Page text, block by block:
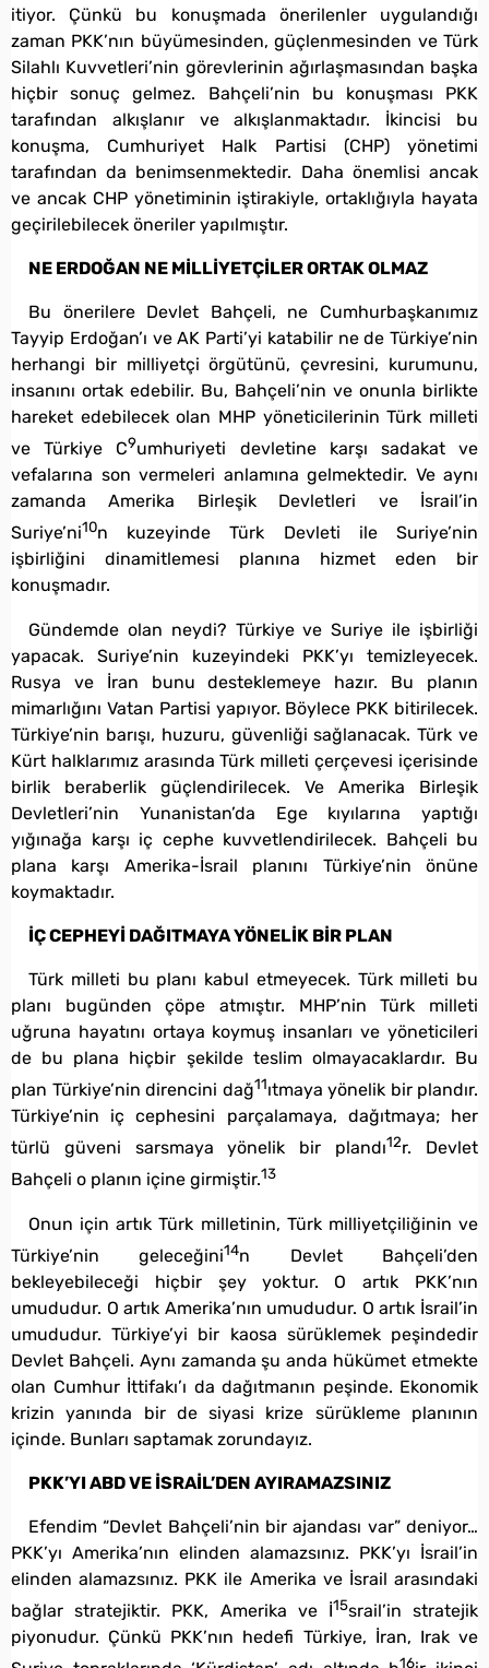
itiyor. Çünkü bu konuşmada önerilenler uygulandığı
zaman PKK’nın büyümesinden, güçlenmesinden ve Türk
Silahlı Kuvvetleri’nin görevlerinin ağırlaşmasından başka
hiçbir sonuç gelmez. Bahçeli’nin bu konuşması PKK
tarafından alkışlanır ve alkışlanmaktadır. İkincisi bu
konuşma, Cumhuriyet Halk Partisi (CHP) yönetimi
tarafından da benimsenmektedir. Daha önemlisi ancak
ve ancak CHP yönetiminin iştirakiyle, ortaklığıyla hayata
geçirilebilecek öneriler yapılmıştır.
NE ERDOĞAN NE MİLLİYETÇİLER ORTAK OLMAZ
Bu önerilere Devlet Bahçeli, ne Cumhurbaşkanımız
Tayyip Erdoğan’ı ve AK Parti’yi katabilir ne de Türkiye’nin
herhangi bir milliyetçi örgütünü, çevresini, kurumunu,
insanını ortak edebilir. Bu, Bahçeli’nin ve onunla birlikte
hareket edebilecek olan MHP yöneticilerinin Türk milleti
ve Türkiye C9umhuriyeti devletine karşı sadakat ve
vefalarına son vermeleri anlamına gelmektedir. Ve aynı
zamanda Amerika Birleşik Devletleri ve İsrail’in
Suriye’ni10n kuzeyinde Türk Devleti ile Suriye’nin
işbirliğini dinamitlemesi planına hizmet eden bir
konuşmadır.
Gündemde olan neydi? Türkiye ve Suriye ile işbirliği
yapacak. Suriye’nin kuzeyindeki PKK’yı temizleyecek.
Rusya ve İran bunu desteklemeye hazır. Bu planın
mimarlığını Vatan Partisi yapıyor. Böylece PKK bitirilecek.
Türkiye’nin barışı, huzuru, güvenliği sağlanacak. Türk ve
Kürt halklarımız arasında Türk milleti çerçevesi içerisinde
birlik beraberlik güçlendirilecek. Ve Amerika Birleşik
Devletleri’nin Yunanistan’da Ege kıyılarına yaptığı
yığınağa karşı iç cephe kuvvetlendirilecek. Bahçeli bu
plana karşı Amerika-İsrail planını Türkiye’nin önüne
koymaktadır.
İÇ CEPHEYİ DAĞITMAYA YÖNELİK BİR PLAN
Türk milleti bu planı kabul etmeyecek. Türk milleti bu
planı bugünden çöpe atmıştır. MHP’nin Türk milleti
uğruna hayatını ortaya koymuş insanları ve yöneticileri
de bu plana hiçbir şekilde teslim olmayacaklardır. Bu
plan Türkiye’nin direncini dağ11ıtmaya yönelik bir plandır.
Türkiye’nin iç cephesini parçalamaya, dağıtmaya; her
türlü güveni sarsmaya yönelik bir plandı12r. Devlet
Bahçeli o planın içine girmiştir.13
Onun için artık Türk milletinin, Türk milliyetçiliğinin ve
Türkiye’nin geleceğini14n Devlet Bahçeli’den
bekleyebileceği hiçbir şey yoktur. O artık PKK’nın
umududur. O artık Amerika’nın umududur. O artık İsrail’in
umududur. Türkiye’yi bir kaosa sürüklemek peşindedir
Devlet Bahçeli. Aynı zamanda şu anda hükümet etmekte
olan Cumhur İttifakı’ı da dağıtmanın peşinde. Ekonomik
krizin yanında bir de siyasi krize sürükleme planının
içinde. Bunları saptamak zorundayız.
PKK’YI ABD VE İSRAİL’DEN AYIRAMAZSINIZ
Efendim “Devlet Bahçeli’nin bir ajandası var” deniyor…
PKK’yı Amerika’nın elinden alamazsınız. PKK’yı İsrail’in
elinden alamazsınız. PKK ile Amerika ve İsrail arasındaki
bağlar stratejiktir. PKK, Amerika ve İ15srail’in stratejik
piyonudur. Çünkü PKK’nın hedefi Türkiye, İran, Irak ve
16